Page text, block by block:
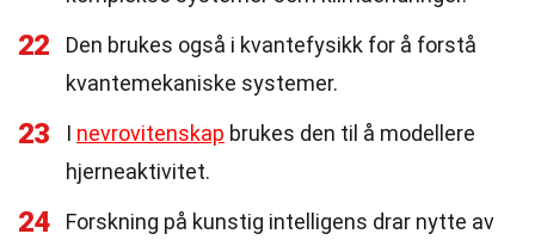
22
Den brukes også i kvantefysikk for å forstå
kvantemekaniske systemer.
23 I nevrovitenskap brukes den til å modellere
hjerneaktivitet.
24
Forskning på kunstig intelligens drar nytte av